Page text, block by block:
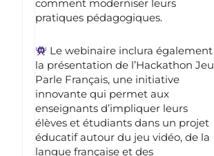
comment moderniser leurs
pratiques pédagogiques.
Le webinaire inclura également
la présentation de l’Hackathon Jeu
Parle Français, une initiative
innovante qui permet aux
enseignants d’impliquer leurs
élèves et étudiants dans un projet
éducatif autour du jeu vidéo, de la
langue française et des